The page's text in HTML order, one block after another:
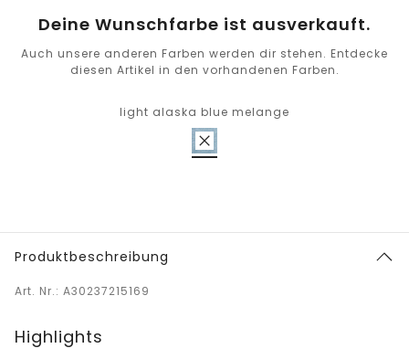
Deine Wunschfarbe ist ausverkauft.
Auch unsere anderen Farben werden dir stehen. Entdecke
diesen Artikel in den vorhandenen Farben.
light alaska blue melange
Produktbeschreibung
Art. Nr.: A30237215169
Highlights